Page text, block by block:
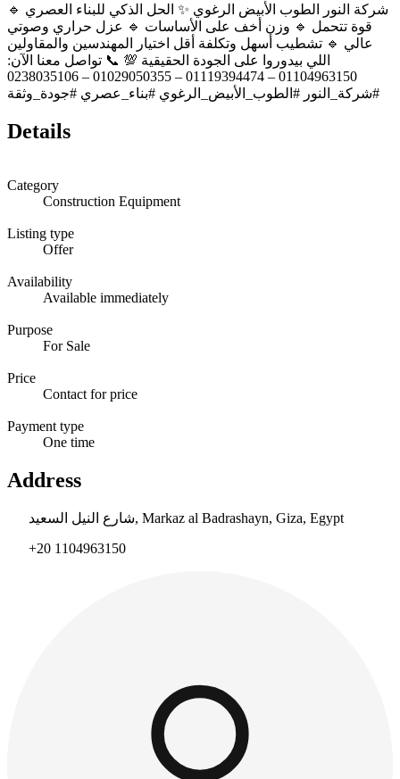
شركة النور الطوب الأبيض الرغوي ✨ الحل الذكي للبناء العصري 🔹
قوة تتحمل 🔹 وزن أخف على الأساسات 🔹 عزل حراري وصوتي
عالي 🔹 تشطيب أسهل وتكلفة أقل اختيار المهندسين والمقاولين
اللي بيدوروا على الجودة الحقيقية 💯 📞 تواصل معنا الآن:
01104963150 – 01119394474 – 01029050355 – 0238035106
#شركة_النور #الطوب_الأبيض_الرغوي #بناء_عصري #جودة_وثقة
Details
Category
Construction Equipment
Listing type
Offer
Availability
Available immediately
Purpose
For Sale
Price
Contact for price
Payment type
One time
Address
شارع النيل السعيد, Markaz al Badrashayn, Giza, Egypt
+20 1104963150